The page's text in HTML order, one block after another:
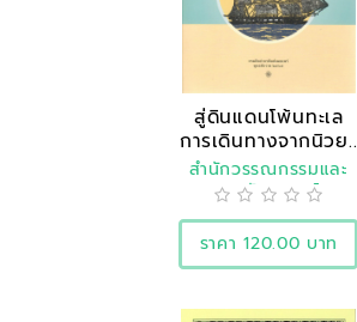
สู่ดินแดนโพ้นทะเล
การเดินทางจากนิวย..
สำนักวรรณกรรมและ
ประวัติศาสตร์
ราคา 120.00 บาท